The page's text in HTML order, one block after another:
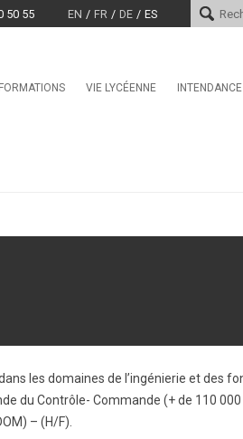
50 55 EN FR DE ES
FORMATIONS
Systèmes Numériques
BTS Conception et Réalisation
automatismes et robotique
BTS Electrotechnique
VIE LYCÉENNE INTENDANCE
les domaines de l’ingénierie et des
du Contrôle- Commande (+ de 110
– (H/F).